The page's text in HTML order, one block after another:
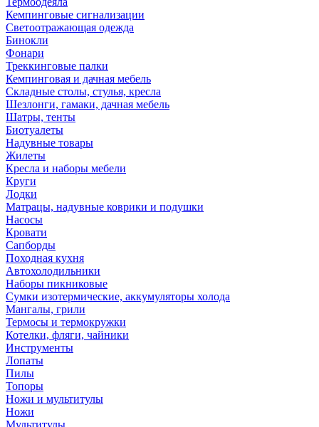
Кемпинговые сигнализации
Светоотражающая одежда
Бинокли
Фонари
Треккинговые палки
Кемпинговая и дачная мебель
Складные столы, стулья, кресла
Шезлонги, гамаки, дачная мебель
Шатры, тенты
Биотуалеты
Надувные товары
Жилеты
Кресла и наборы мебели
Круги
Лодки
Матрацы, надувные коврики и подушки
Насосы
Кровати
Сапборды
Походная кухня
Автохолодильники
Наборы пикниковые
Сумки изотермические, аккумуляторы холода
Мангалы, грили
Термосы и термокружки
Котелки, фляги, чайники
Инструменты
Лопаты
Пилы
Топоры
Ножи и мультитулы
Ножи
Мультитулы